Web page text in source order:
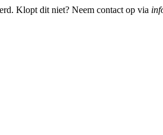
Klopt dit niet? Neem contact op via